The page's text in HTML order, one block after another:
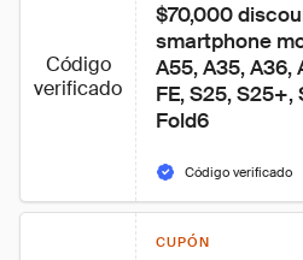
Código
verificado
$70,000
smartphone
A55, A35, A36,
FE, S25, S25+,
Fold6
Código verificado
CUPÓN